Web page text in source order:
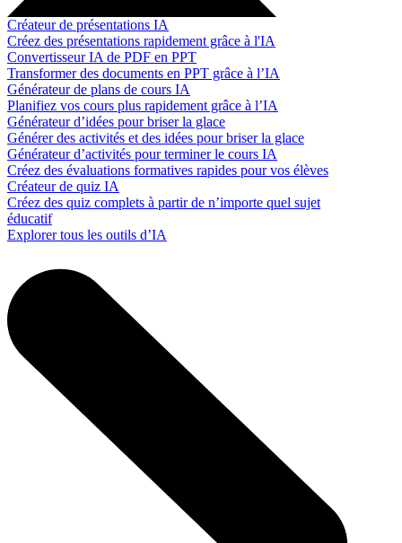
Créateur de présentations IA
Créez des présentations rapidement grâce à l'IA
Convertisseur IA de PDF en PPT
Transformer des documents en PPT grâce à l’IA
Générateur de plans de cours IA
Planifiez vos cours plus rapidement grâce à l’IA
Générateur d’idées pour briser la glace
Générer des activités et des idées pour briser la glace
Générateur d’activités pour terminer le cours IA
Créez des évaluations formatives rapides pour vos élèves
Créateur de quiz IA
Créez des quiz complets à partir de n’importe quel sujet
éducatif
Explorer tous les outils d’IA